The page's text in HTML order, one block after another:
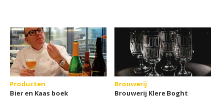
Producten
Bier en Kaas boek
Brouwerij
Brouwerij Klere Boght